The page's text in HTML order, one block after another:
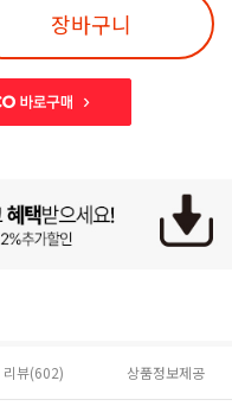
장바구니
리뷰(602) 상품정보제공